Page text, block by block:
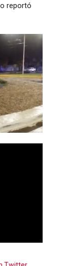
reportó